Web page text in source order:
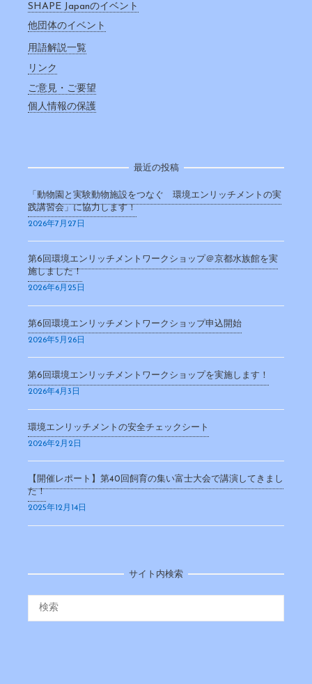
SHAPE Japanのイベント
他団体のイベント
用語解説一覧
リンク
ご意見・ご要望
個人情報の保護
最近の投稿
「動物園と実験動物施設をつなぐ 環境エンリッチメントの実
践講習会」に協力します！
2026年7月27日
第6回環境エンリッチメントワークショップ＠京都水族館を実
施しました！
2026年6月25日
第6回環境エンリッチメントワークショップ申込開始
2026年5月26日
第6回環境エンリッチメントワークショップを実施します！
2026年4月3日
環境エンリッチメントの安全チェックシート
2026年2月2日
【開催レポート】第40回飼育の集い富士大会で講演してきまし
た！
2025年12月14日
サイト内検索